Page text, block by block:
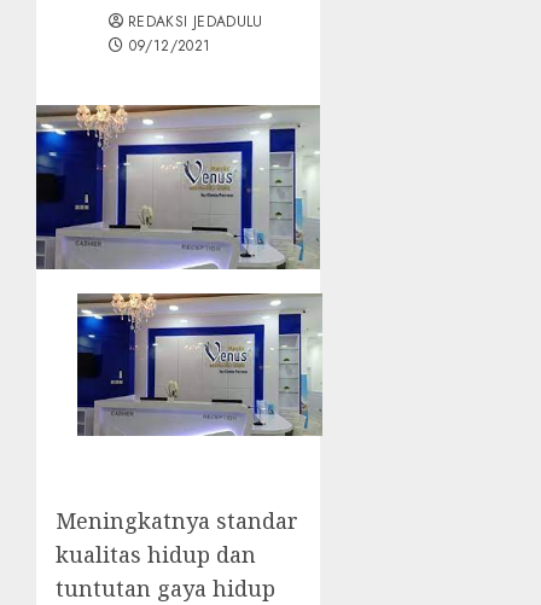
REDAKSI JEDADULU
09/12/2021
Meningkatnya standar
kualitas hidup dan
tuntutan gaya hidup